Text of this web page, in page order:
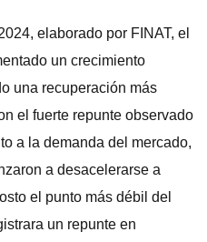
elaborado por FINAT, el
un crecimiento
una recuperación más
el fuerte repunte observado
a la demanda del mercado,
a desacelerarse a
el punto más débil del
un repunte en